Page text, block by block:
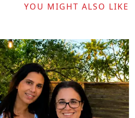
YOU MIGHT ALSO LIKE